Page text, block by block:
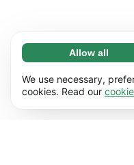
Necessary (65)
Necessary cookies
usable by enabling
Learn more
Allow all
We use necessary,
cookies. Read our